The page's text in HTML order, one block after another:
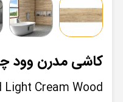
کاشی مدرن وود
Light Cream Wood